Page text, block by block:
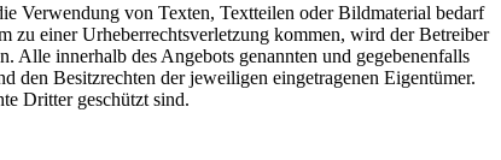
Verwendung von Texten, Textteilen oder Bildmaterial bedarf
zu einer Urheberrechtsverletzung kommen, wird der Betreiber
Alle innerhalb des Angebots genannten und gegebenenfalls
den Besitzrechten der jeweiligen eingetragenen Eigentümer.
Dritter geschützt sind.